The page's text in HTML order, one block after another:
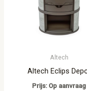
Altech
Altech Eclips
Prijs: Op aanvraag